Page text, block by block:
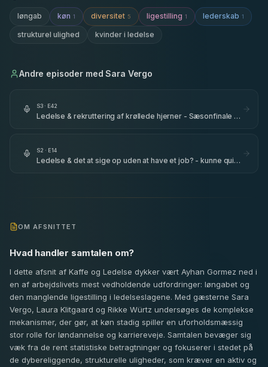
løngab køn 1 diversitet 5 ligestilling 1 lederskab 1
strukturel ulighed kvinder i ledelse
Andre episoder medSara Vergo
S3 · E42
Ledelse & rekruttering af krøllede hjerner - Sæsonfinale -
S2 · E14
Ledelse & det at sige op uden at have et job? - kunne quiet
OM AFSNITTET
Hvad handler samtalen om?
I dette afsnit af Kaffe og Ledelse dykker vært Ayhan Gormez ned i
en af arbejdslivets mest vedholdende udfordringer: løngabet og
den manglende ligestilling i ledelseslagene. Med gæsterne Sara
Vergo, Laura Klitgaard og Rikke Würtz undersøges de komplekse
mekanismer, der gør, at køn stadig spiller en uforholdsmæssig
stor rolle for løndannelse og karriereveje. Samtalen bevæger sig
væk fra de rent statistiske betragtninger og fokuserer i stedet på
de dybereliggende, strukturelle uligheder, som kræver en aktiv og